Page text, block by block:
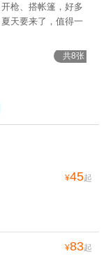
枪、搭帐篷，好多
天要来了，值得一
共8张
¥45起
¥83起